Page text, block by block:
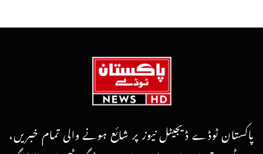
پاکستان ٹوڈے ڈیجیٹل نیوز پر شائع ہونے والی تمام خبریں،